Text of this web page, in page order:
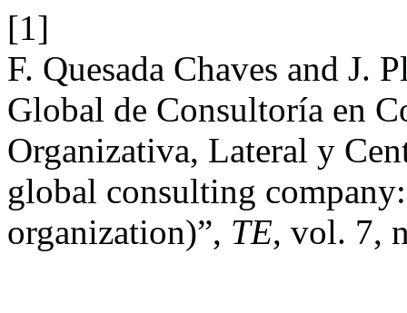
[1]
F. Quesada Chaves and J.
Global de Consultoría en
Organizativa, Lateral y
global consulting
organization)”, TE, vol. 7,